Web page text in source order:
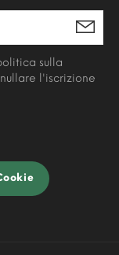
sulla
l'iscrizione